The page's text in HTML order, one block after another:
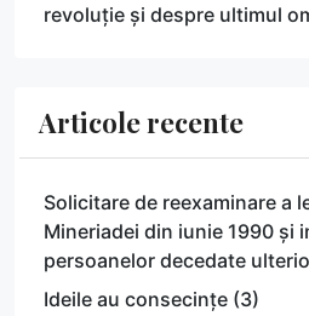
revoluție și despre ultimul
Articole recente
Solicitare de reexaminare a
Mineriadei din iunie 1990 și
persoanelor decedate
Ideile au consecințe (3)